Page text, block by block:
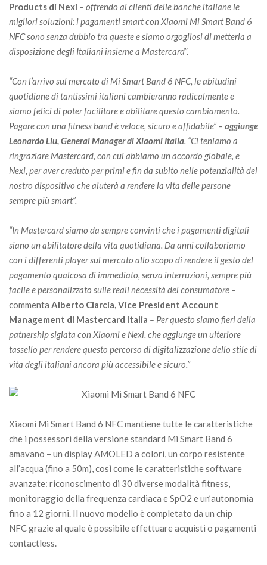
Products di Nexi – offrendo ai clienti delle banche italiane le
migliori soluzioni: i pagamenti smart con Xiaomi Mi Smart Band 6
NFC sono senza dubbio tra queste e siamo orgogliosi di metterla a
disposizione degli Italiani insieme a Mastercard”.
“Con l’arrivo sul mercato di Mi Smart Band 6 NFC, le abitudini
quotidiane di tantissimi italiani cambieranno radicalmente e
siamo felici di poter facilitare e abilitare questo cambiamento.
Pagare con una fitness band è veloce, sicuro e affidabile” – aggiunge
Leonardo Liu, General Manager di Xiaomi Italia. “Ci teniamo a
ringraziare Mastercard, con cui abbiamo un accordo globale, e
Nexi, per aver creduto per primi e fin da subito nelle potenzialità del
nostro dispositivo che aiuterà a rendere la vita delle persone
sempre più smart”.
“In Mastercard siamo da sempre convinti che i pagamenti digitali
siano un abilitatore della vita quotidiana. Da anni collaboriamo
con i differenti player sul mercato allo scopo di rendere il gesto del
pagamento qualcosa di immediato, senza interruzioni, sempre più
facile e personalizzato sulle reali necessità del consumatore –
commenta Alberto Ciarcia, Vice President Account
Management di Mastercard Italia – Per questo siamo fieri della
patnership siglata con Xiaomi e Nexi, che aggiunge un ulteriore
tassello per rendere questo percorso di digitalizzazione dello stile di
vita degli italiani ancora più accessibile e sicuro.”
Xiaomi Mi Smart Band 6 NFC mantiene tutte le caratteristiche
che i possessori della versione standard Mi Smart Band 6
amavano – un display AMOLED a colori, un corpo resistente
all’acqua (fino a 50m), così come le caratteristiche software
avanzate: riconoscimento di 30 diverse modalità fitness,
monitoraggio della frequenza cardiaca e SpO2 e un’autonomia
fino a 12 giorni. Il nuovo modello è completato da un chip
NFC grazie al quale è possibile effettuare acquisti o pagamenti
contactless.